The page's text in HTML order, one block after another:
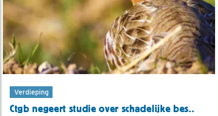
Verdieping
Ctgb negeert studie over schadelijke bes..